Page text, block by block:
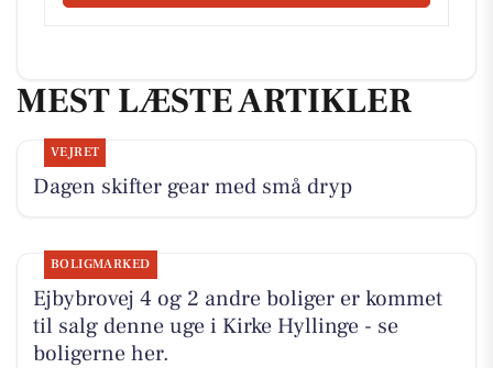
MEST LÆSTE ARTIKLER
VEJRET
Dagen skifter gear med små dryp
BOLIGMARKED
Ejbybrovej 4 og 2 andre boliger er kommet
til salg denne uge i Kirke Hyllinge - se
boligerne her.